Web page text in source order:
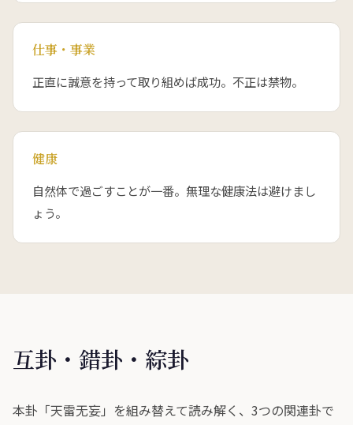
仕事・事業
正直に誠意を持って取り組めば成功。不正は禁物。
健康
自然体で過ごすことが一番。無理な健康法は避けまし
ょう。
互卦・錯卦・綜卦
本卦「天雷无妄」を組み替えて読み解く、3つの関連卦で